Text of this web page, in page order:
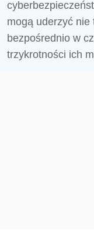
mogą uderzyć nie
bezpośrednio w
trzykrotności ich